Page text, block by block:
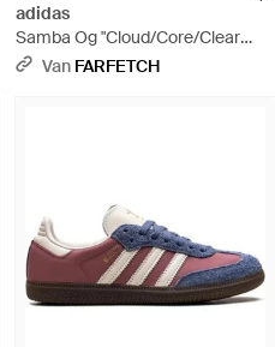
adidas
Samba Og "Cloud/Core/Clear
Granite" Sneakers - Zwart
Van FARFETCH